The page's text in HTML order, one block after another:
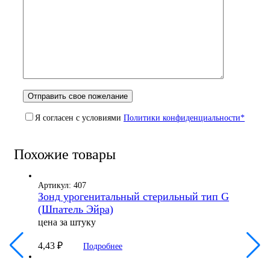
Я согласен с условиями Политики конфиденциальности*
Похожие товары
Артикул: 407
Зонд урогенитальный стерильный тип G
(Шпатель Эйра)
цена за штуку
4,43 ₽ Подробнее